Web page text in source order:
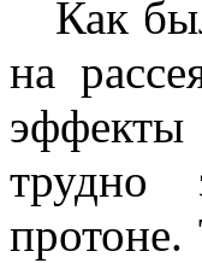
Как
на
трудно
протоне.